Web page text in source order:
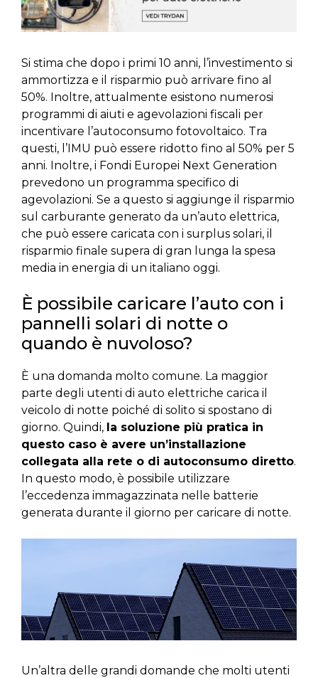
Si stima che dopo i primi 10 anni, l’investimento si
ammortizza e il risparmio può arrivare fino al
50%. Inoltre, attualmente esistono numerosi
programmi di aiuti e agevolazioni fiscali per
incentivare l’autoconsumo fotovoltaico. Tra
questi, l’IMU può essere ridotto fino al 50% per 5
anni. Inoltre, i Fondi Europei Next Generation
prevedono un programma specifico di
agevolazioni. Se a questo si aggiunge il risparmio
sul carburante generato da un’auto elettrica,
che può essere caricata con i surplus solari, il
risparmio finale supera di gran lunga la spesa
media in energia di un italiano oggi.
È possibile caricare l’auto con i
pannelli solari di notte o
quando è nuvoloso?
È una domanda molto comune. La maggior
parte degli utenti di auto elettriche carica il
veicolo di notte poiché di solito si spostano di
giorno. Quindi, la soluzione più pratica in
questo caso è avere un’installazione
collegata alla rete o di autoconsumo diretto.
In questo modo, è possibile utilizzare
l’eccedenza immagazzinata nelle batterie
generata durante il giorno per caricare di notte.
Un’altra delle grandi domande che molti utenti